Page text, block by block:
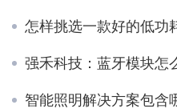
怎样挑选一款好的低功
强禾科技：蓝牙模块怎
智能照明解决方案包含